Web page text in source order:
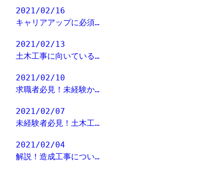
2021/02/16
キャリアアップに必須…
2021/02/13
土木工事に向いている…
2021/02/10
求職者必見！未経験か…
2021/02/07
未経験者必見！土木工…
2021/02/04
解説！造成工事につい…